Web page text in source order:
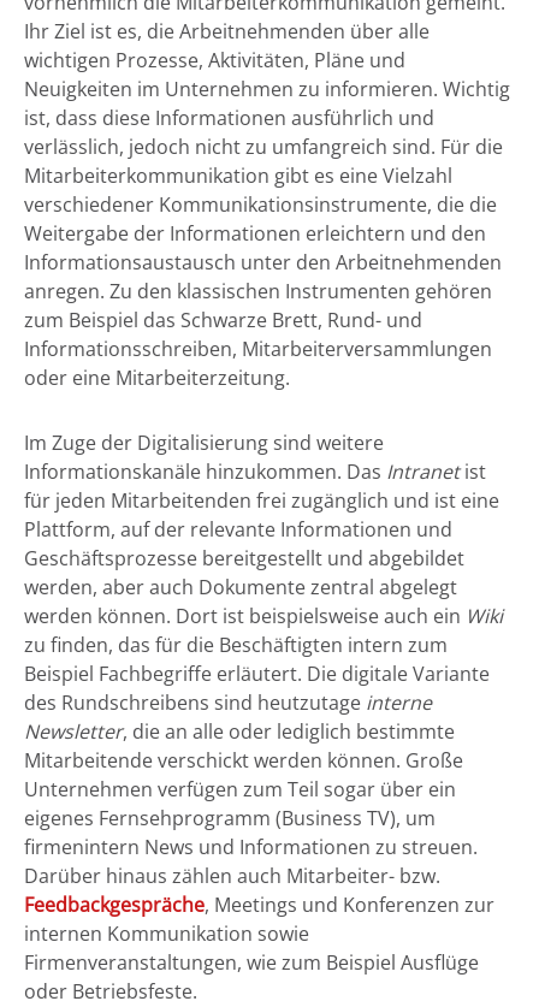
Ihr Ziel ist es, die Arbeitnehmenden über alle
wichtigen Prozesse, Aktivitäten, Pläne und
Neuigkeiten im Unternehmen zu informieren. Wichtig
ist, dass diese Informationen ausführlich und
verlässlich, jedoch nicht zu umfangreich sind. Für die
Mitarbeiterkommunikation gibt es eine Vielzahl
verschiedener Kommunikationsinstrumente, die die
Weitergabe der Informationen erleichtern und den
Informationsaustausch unter den Arbeitnehmenden
anregen. Zu den klassischen Instrumenten gehören
zum Beispiel das Schwarze Brett, Rund- und
Informationsschreiben, Mitarbeiterversammlungen
oder eine Mitarbeiterzeitung.
Im Zuge der Digitalisierung sind weitere
Informationskanäle hinzukommen. Das Intranetist
für jeden Mitarbeitenden frei zugänglich und ist eine
Plattform, auf der relevante Informationen und
Geschäftsprozesse bereitgestellt und abgebildet
werden, aber auch Dokumente zentral abgelegt
werden können. Dort ist beispielsweise auch ein Wiki
zu finden, das für die Beschäftigten intern zum
Beispiel Fachbegriffe erläutert. Die digitale Variante
des Rundschreibens sind heutzutage interne
Newsletter, die an alle oder lediglich bestimmte
Mitarbeitende verschickt werden können. Große
Unternehmen verfügen zum Teil sogar über ein
eigenes Fernsehprogramm (Business TV), um
firmenintern News und Informationen zu streuen.
Darüber hinaus zählen auch Mitarbeiter- bzw.
Feedbackgespräche, Meetings und Konferenzen zur
internen Kommunikation sowie
Firmenveranstaltungen, wie zum Beispiel Ausflüge
oder Betriebsfeste.